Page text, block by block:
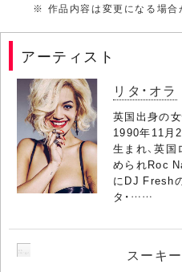
※ 作品内容は変更になる場合
アーティスト
リタ・オラ
英国出身の女
1990年11月
生まれ、英国
められRoc
にDJ Fresh
タ・……
スーキ